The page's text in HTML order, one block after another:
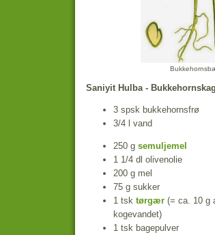
Saniyit Hulba -
3 spsk bukkehornsfrø
3/4 l vand
250 g semuljemel
1 1/4 dl olivenolie
200 g mel
75 g sukker
1 tsk tørgær (= ca. 10 g
kogevandet)
1 tsk bagepulver